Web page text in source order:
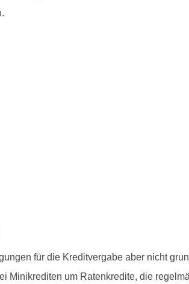
für die Kreditvergabe aber nicht
Minikrediten um Ratenkredite, die